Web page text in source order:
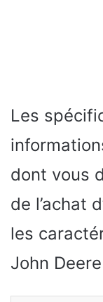
Les
dont vous
de l’achat
les
John